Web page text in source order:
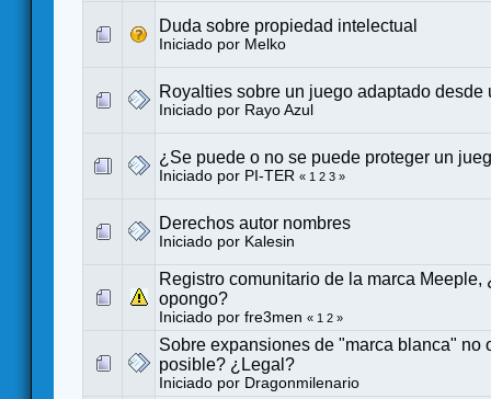
Duda sobre propiedad intelectual
Iniciado por Melko
Royalties sobre un juego adaptado desde
Iniciado por Rayo Azul
¿Se puede o no se puede proteger un
Iniciado por PI-TER « 1 2 3 »
Derechos autor nombres
Iniciado por Kalesin
Registro comunitario de la marca Meeple,
opongo?
Iniciado por fre3men « 1 2 »
Sobre expansiones de "marca blanca" no
posible? ¿Legal?
Iniciado por Dragonmilenario